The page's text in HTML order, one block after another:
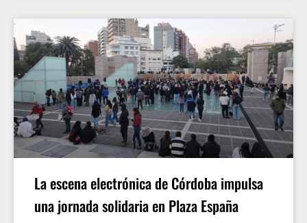
La escena electrónica de Córdoba impulsa
una jornada solidaria en Plaza España